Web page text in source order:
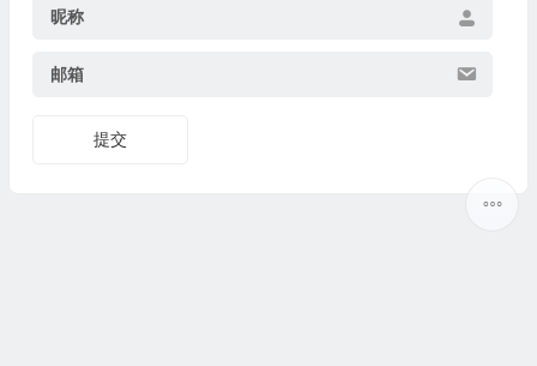
昵称
邮箱
提交